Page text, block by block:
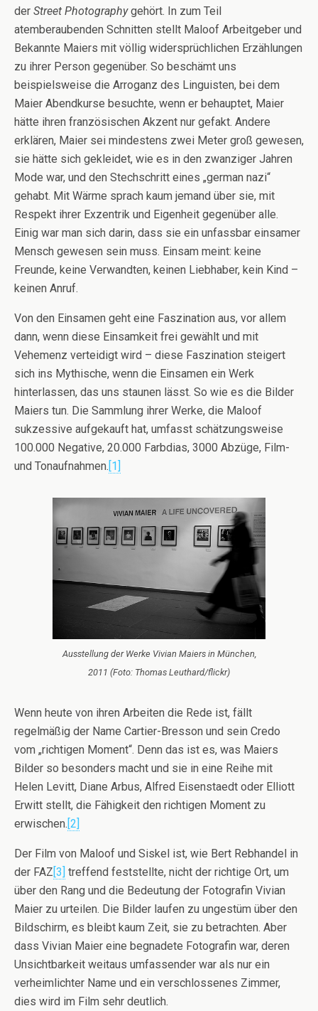
der Street Photographygehört. In zum Teil
atemberaubenden Schnitten stellt Maloof Arbeitgeber und
Bekannte Maiers mit völlig widersprüchlichen Erzählungen
zu ihrer Person gegenüber. So beschämt uns
beispielsweise die Arroganz des Linguisten, bei dem
Maier Abendkurse besuchte, wenn er behauptet, Maier
hätte ihren französischen Akzent nur gefakt. Andere
erklären, Maier sei mindestens zwei Meter groß gewesen,
sie hätte sich gekleidet, wie es in den zwanziger Jahren
Mode war, und den Stechschritt eines „german nazi“
gehabt. Mit Wärme sprach kaum jemand über sie, mit
Respekt ihrer Exzentrik und Eigenheit gegenüber alle.
Einig war man sich darin, dass sie ein unfassbar einsamer
Mensch gewesen sein muss. Einsam meint: keine
Freunde, keine Verwandten, keinen Liebhaber, kein Kind –
keinen Anruf.
Von den Einsamen geht eine Faszination aus, vor allem
dann, wenn diese Einsamkeit frei gewählt und mit
Vehemenz verteidigt wird – diese Faszination steigert
sich ins Mythische, wenn die Einsamen ein Werk
hinterlassen, das uns staunen lässt. So wie es die Bilder
Maiers tun. Die Sammlung ihrer Werke, die Maloof
sukzessive aufgekauft hat, umfasst schätzungsweise
100.000 Negative, 20.000 Farbdias, 3000 Abzüge, Film-
und Tonaufnahmen.[1]
Ausstellung der Werke Vivian Maiers in München,
2011 (Foto: Thomas Leuthard/flickr)
Wenn heute von ihren Arbeiten die Rede ist, fällt
regelmäßig der Name Cartier-Bresson und sein Credo
vom „richtigen Moment“. Denn das ist es, was Maiers
Bilder so besonders macht und sie in eine Reihe mit
Helen Levitt, Diane Arbus, Alfred Eisenstaedt oder Elliott
Erwitt stellt, die Fähigkeit den richtigen Moment zu
erwischen. [2]
Der Film von Maloof und Siskel ist, wie Bert Rebhandel in
der FAZ [3] treffend feststellte, nicht der richtige Ort, um
über den Rang und die Bedeutung der Fotografin Vivian
Maier zu urteilen. Die Bilder laufen zu ungestüm über den
Bildschirm, es bleibt kaum Zeit, sie zu betrachten. Aber
dass Vivian Maier eine begnadete Fotografin war, deren
Unsichtbarkeit weitaus umfassender war als nur ein
verheimlichter Name und ein verschlossenes Zimmer,
dies wird im Film sehr deutlich.